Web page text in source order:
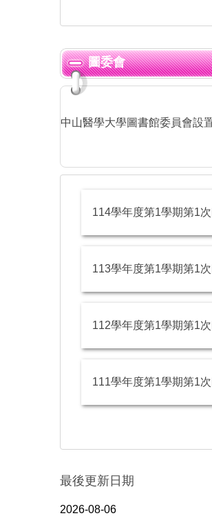
圖委會
中山醫學大學圖書館委員會設
114學年度第1學期第1
113學年度第1學期第1
112學年度第1學期第1
111學年度第1學期第1
最後更新日期
2026-08-06